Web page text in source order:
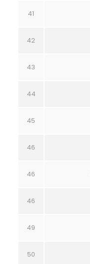
41
42
43
44
45
46
46
46
49
50